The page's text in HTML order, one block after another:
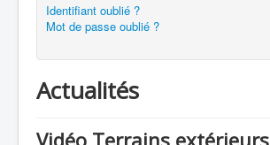
Identifiant oublié ?
Mot de passe oublié ?
Actualités
Vidéo Terrains extérieurs